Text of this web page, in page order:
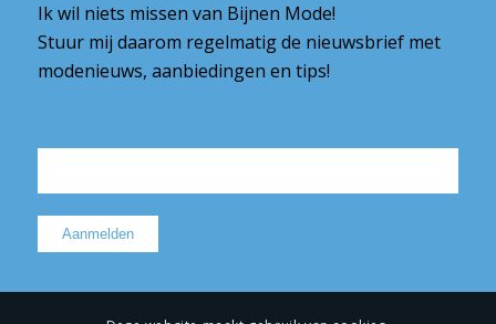
Ik wil niets missen van Bijnen Mode!
Stuur mij daarom regelmatig de nieuwsbrief met
modenieuws, aanbiedingen en tips!